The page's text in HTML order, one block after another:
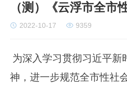
（测）《云浮市全市
2022-10-17 9359
为深入学习贯彻习近平新
神，进一步规范全市性社